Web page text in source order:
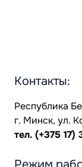
Контакты:
Республика
г. Минск, ул.
тел. (+375 17)